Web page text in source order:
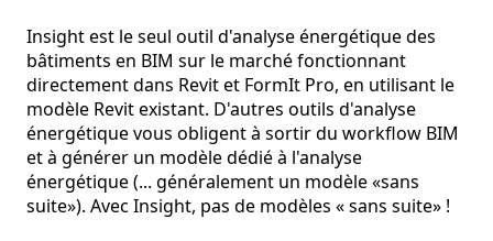
Insight est le seul outil d'analyse énergétique des
bâtiments en BIM sur le marché fonctionnant
directement dans Revit et FormIt Pro, en utilisant le
modèle Revit existant. D'autres outils d'analyse
énergétique vous obligent à sortir du workflow BIM
et à générer un modèle dédié à l'analyse
énergétique (... généralement un modèle «sans
suite»). Avec Insight, pas de modèles « sans suite» !